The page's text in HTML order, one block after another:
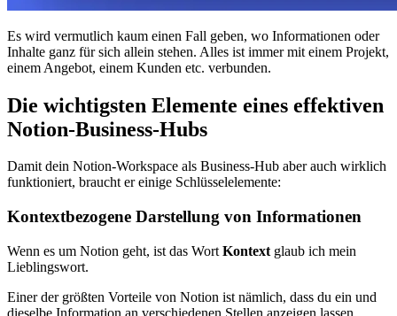
Es wird vermutlich kaum einen Fall geben, wo Informationen oder
Inhalte ganz für sich allein stehen. Alles ist immer mit einem Projekt,
einem Angebot, einem Kunden etc. verbunden.
Die wichtigsten Elemente eines effektiven
Notion-Business-Hubs
Damit dein Notion-Workspace als Business-Hub aber auch wirklich
funktioniert, braucht er einige Schlüsselelemente:
Kontextbezogene Darstellung von Informationen
Wenn es um Notion geht, ist das Wort Kontext glaub ich mein
Lieblingswort.
Einer der größten Vorteile von Notion ist nämlich, dass du ein und
dieselbe Information an verschiedenen Stellen anzeigen lassen